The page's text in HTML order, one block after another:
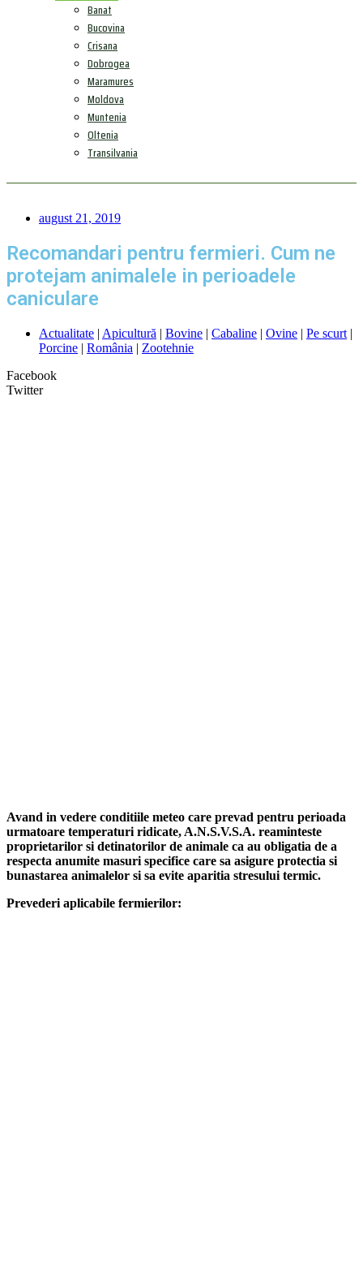
Banat
Bucovina
Crisana
Dobrogea
Maramures
Moldova
Muntenia
Oltenia
Transilvania
august 21, 2019
Recomandari pentru fermieri. Cum ne
protejam animalele in perioadele
caniculare
Actualitate | Apicultură | Bovine | Cabaline | Ovine | Pe scurt |
Porcine | România | Zootehnie
Facebook
Twitter
Avand in vedere conditiile meteo care prevad pentru perioada
urmatoare temperaturi ridicate, A.N.S.V.S.A. reaminteste
proprietarilor si detinatorilor de animale ca au obligatia de a
respecta anumite masuri specifice care sa asigure protectia si
bunastarea animalelor si sa evite aparitia stresului termic.
Prevederi aplicabile fermierilor: